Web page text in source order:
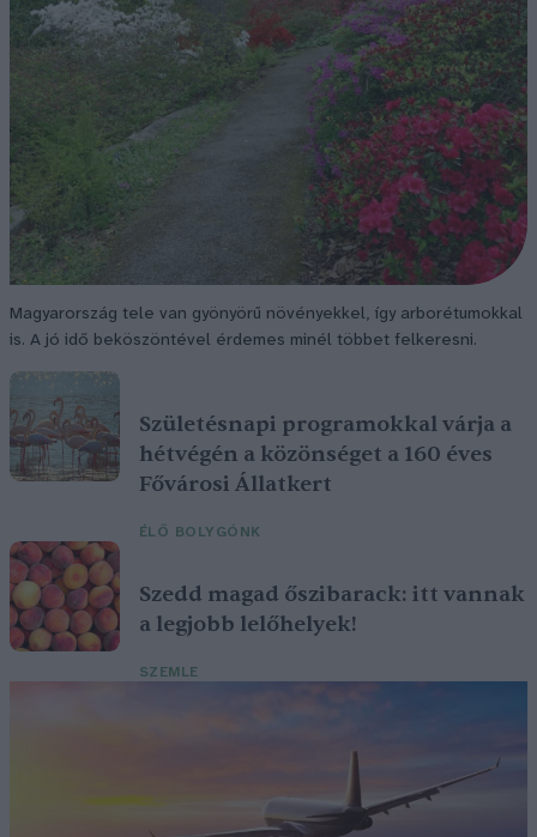
Magyarország tele van gyönyörű növényekkel, így arborétumokkal
is. A jó idő beköszöntével érdemes minél többet felkeresni.
Születésnapi programokkal várja a
hétvégén a közönséget a 160 éves
Fővárosi Állatkert
ÉLŐ BOLYGÓNK
Szedd magad őszibarack: itt vannak
a legjobb lelőhelyek!
SZEMLE